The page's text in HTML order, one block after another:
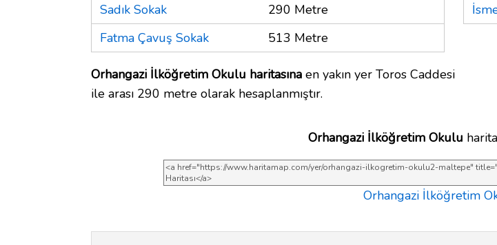
Sadık Sokak
290 Metre
Fatma Çavuş Sokak
513 Metre
Orhangazi İlköğretim Okulu haritasına en yakın yer Toros Caddesi
ile arası 290 metre olarak hesaplanmıştır.
Orhangazi İlköğretim Okulu
Orhangazi İlköğretim